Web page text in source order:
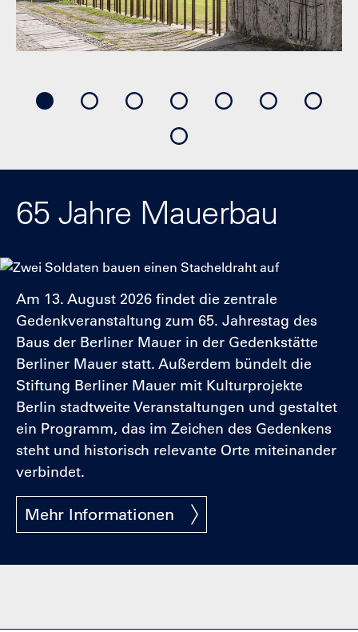
65 Jahre Mauerbau
Am 13. August 2026 findet die zentrale
Gedenkveranstaltung zum 65. Jahrestag des
Baus der Berliner Mauer in der Gedenkstätte
Berliner Mauer statt. Außerdem bündelt die
Stiftung Berliner Mauer mit Kulturprojekte
Berlin stadtweite Veranstaltungen und gestaltet
ein Programm, das im Zeichen des Gedenkens
steht und historisch relevante Orte miteinander
verbindet.
Mehr Informationen